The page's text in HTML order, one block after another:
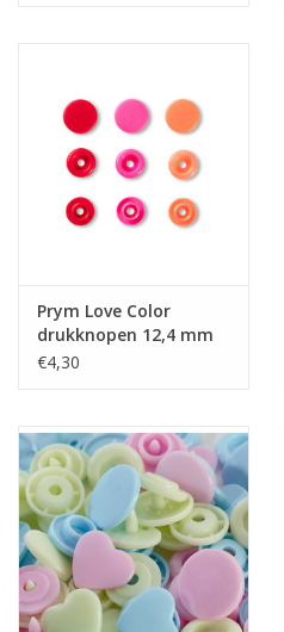
Prym Love Color
drukknopen 12,4 mm
rood
€4,30